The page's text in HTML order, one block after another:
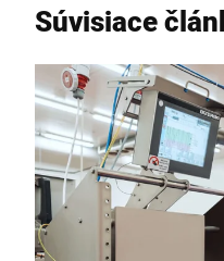
Telefon *
Ulica *
Poštové smerovacie
Súvisiace